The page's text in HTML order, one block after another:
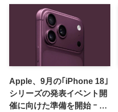
Apple、9月の｢iPhone 18｣
シリーズの発表イベント開
催に向けた準備を開始 ｰ 9